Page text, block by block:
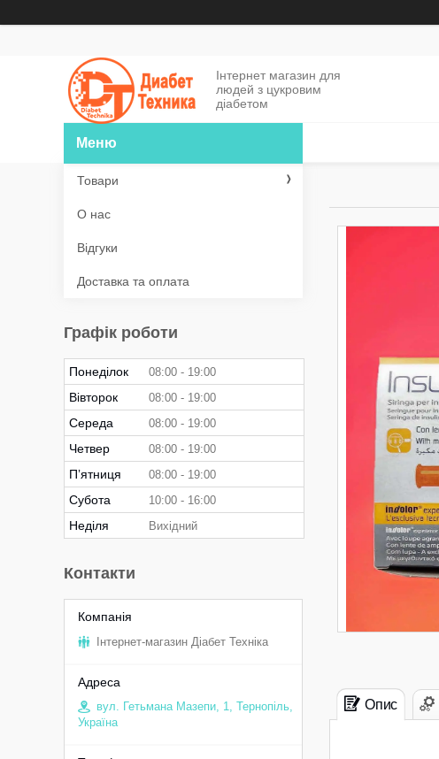
Інтернет магазин для
людей з цукровим
діабетом
Опис
Товари
О нас
Відгуки
Доставка та оплата
Графік роботи
Понеділок 08:00 19:00
Вівторок 08:00 19:00
Середа 08:00 19:00
Четвер 08:00 19:00
Пʼятниця 08:00 19:00
Субота 10:00 16:00
Неділя Вихідний
Контакти
Інтернет-магазин Діабет Техніка
вул. Гетьмана Мазепи, 1, Тернопіль,
Україна